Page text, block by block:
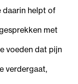
daarin helpt of
met
voeden dat pijn
verdergaat,